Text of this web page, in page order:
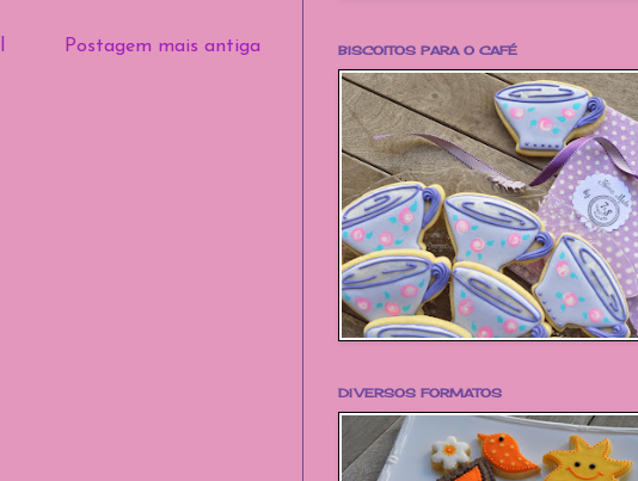
Postagem mais antiga BISCOITOS PARA O CAFÉ
DIVERSOS FORMATOS